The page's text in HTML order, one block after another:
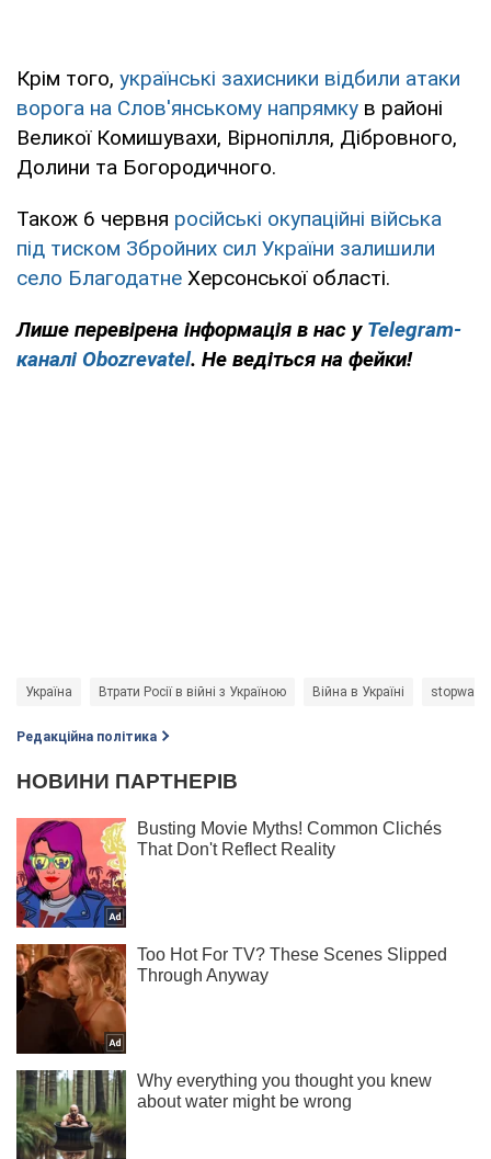
Крім того, українські захисники відбили атаки
ворога на Слов'янському напрямку в районі
Великої Комишувахи, Вірнопілля, Дібровного,
Долини та Богородичного.
Також 6 червня російські окупаційні війська
під тиском Збройних сил України залишили
село Благодатне Херсонської області.
Лише перевірена інформація в нас у Telegram-
каналі Obozrevatel. Не ведіться на фейки!
Україна Втрати Росії в війні з Україною Війна в Україні stopwar
Редакційна політика